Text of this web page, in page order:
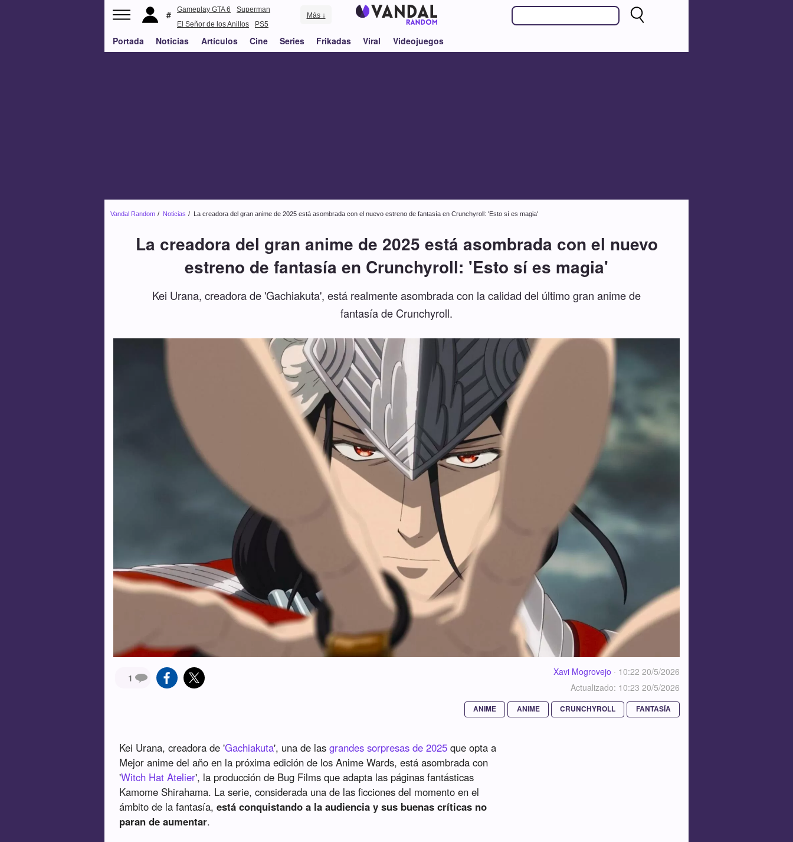
Gameplay GTA 6
Superman
El Señor de los Anillos
PS5
Más ↓
Portada Noticias Artículos Cine Series Frikadas Viral Videojuegos
Vandal Random Noticias La creadora del gran anime de 2025 está asombrada con el nuevo estreno de fantasía en Crunchyroll: 'Esto sí es magia'
La creadora del gran anime de 2025 está asombrada con el nuevo
estreno de fantasía en Crunchyroll: 'Esto sí es magia'
Kei Urana, creadora de 'Gachiakuta', está realmente asombrada con la calidad del último gran anime de
fantasía de Crunchyroll.
1
Xavi Mogrovejo · 10:22 20/5/2026
Actualizado: 10:23 20/5/2026
ANIME ANIME CRUNCHYROLL FANTASÍA
Kei Urana, creadora de 'Gachiakuta', una de lasgrandes sorpresas de 2025 que opta a
Mejor anime del año en la próxima edición de los Anime Wards, está asombrada con
'Witch Hat Atelier', la producción de Bug Films que adapta las páginas fantásticas
Kamome Shirahama. La serie, considerada una de las ficciones del momento en el
ámbito de la fantasía,está conquistando a la audiencia y sus buenas críticas no
paran de aumentar.